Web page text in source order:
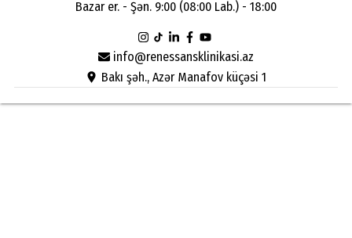
info@renessansklinikasi.az
Bakı şəh., Azər Manafov küçəsi 1
Bazar er. - Şən. 9:00 (08:00 Lab.) - 18:00